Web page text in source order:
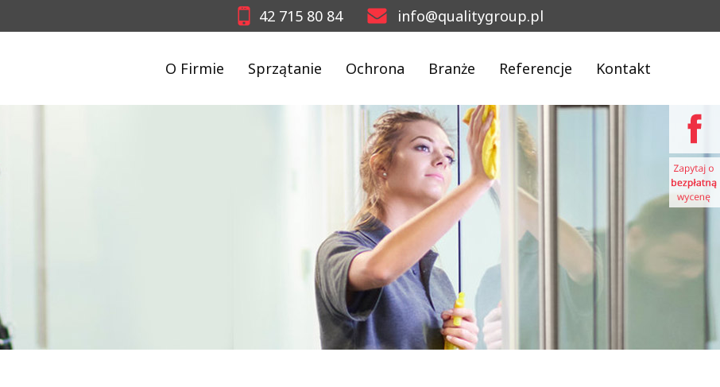
42 715 80 84 info@qualitygroup.pl
O Firmie Sprzątanie Ochrona Branże Referencje Kontakt